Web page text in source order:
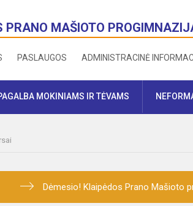
PRANO MAŠIOTO
PASLAUGOS ADMINISTRACINĖ
MOKINIAMS IR TĖVAMS
Dėmesio! Klaipėdos Prano Mašioto